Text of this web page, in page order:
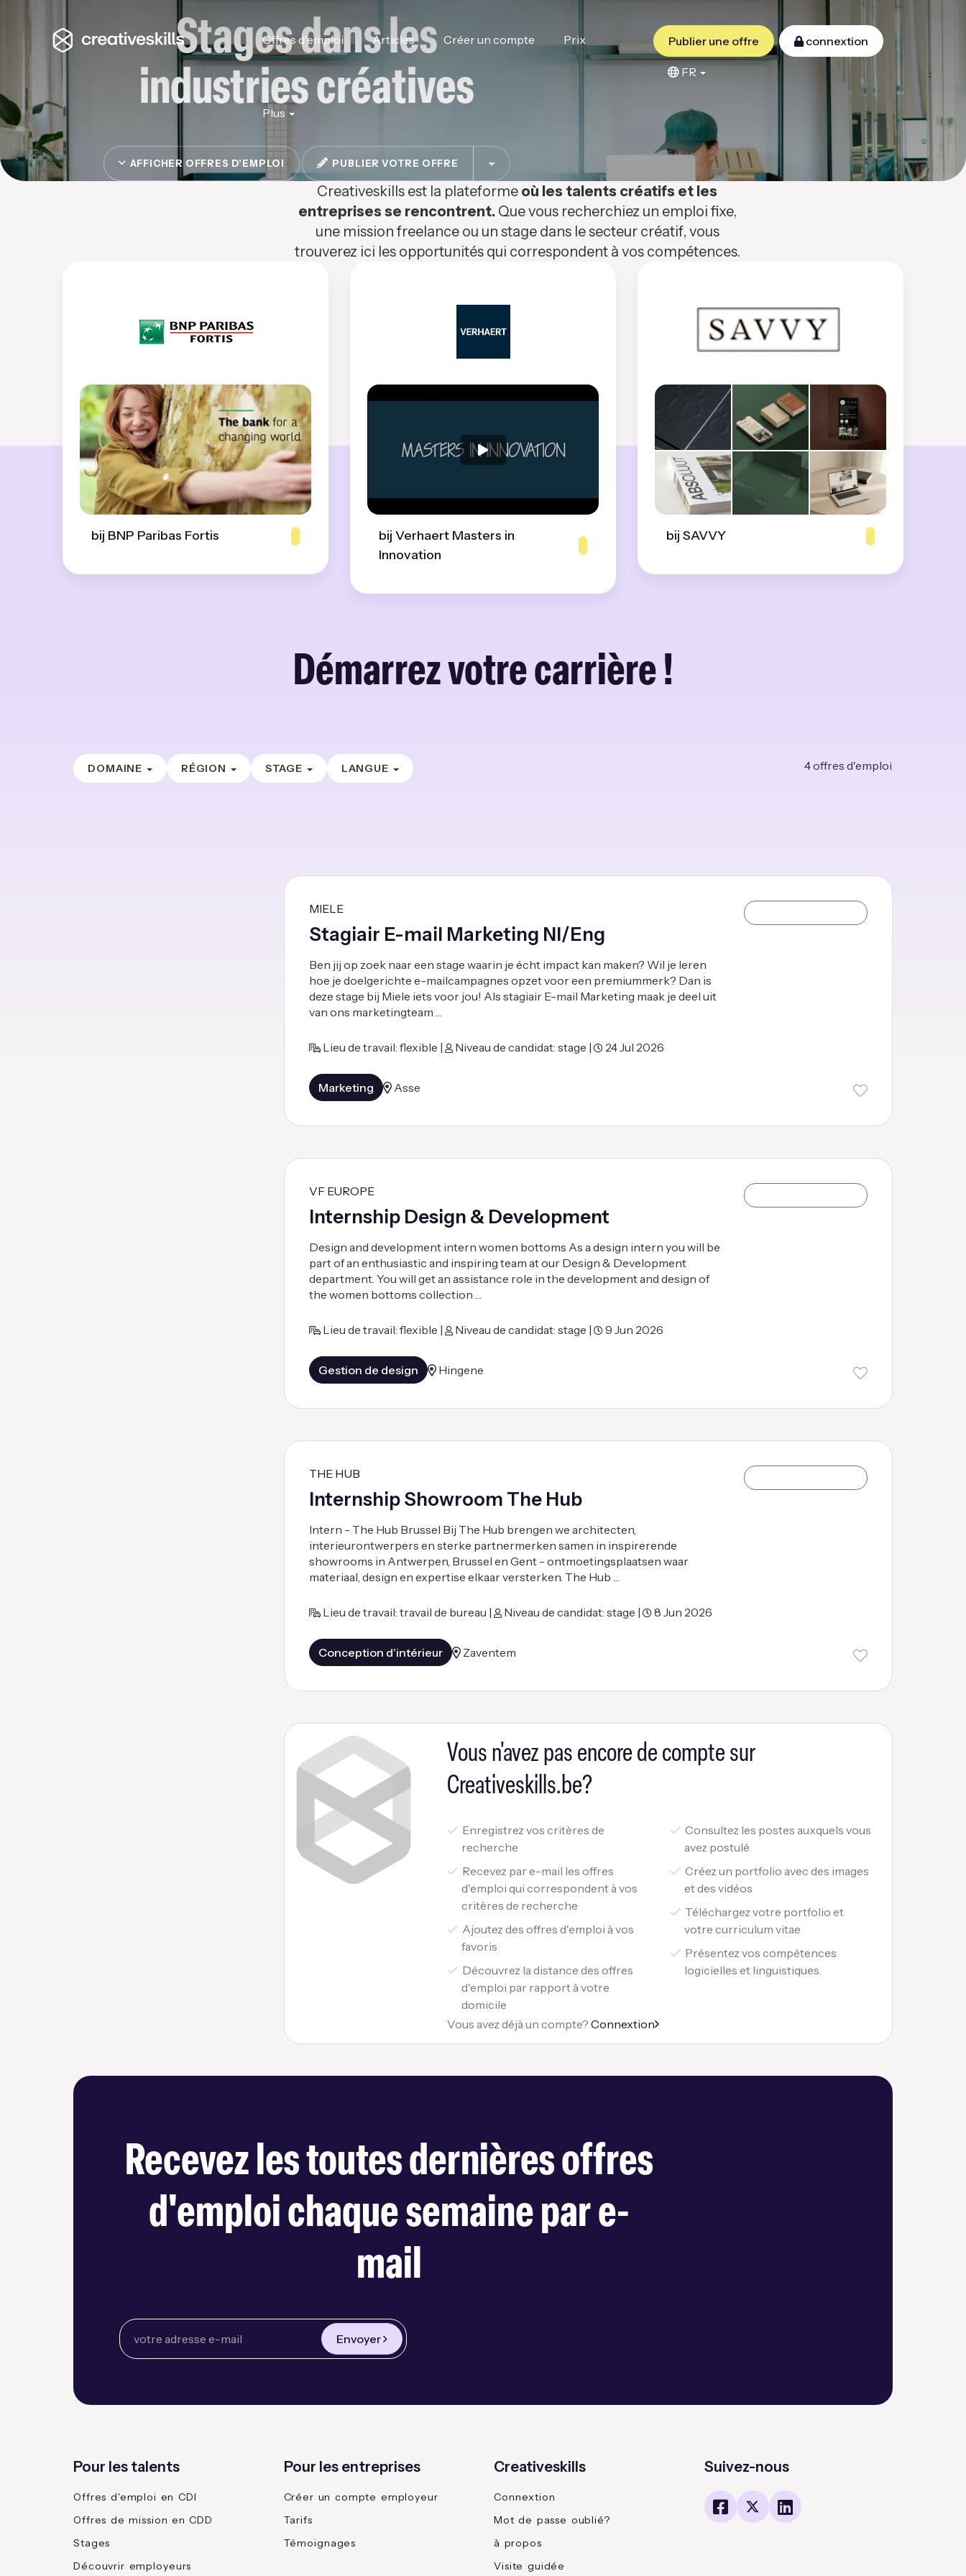
Offres d'emploi Articles Créer un compte Prix
Plus
Publier une offre connextion
FR
Stages dans les
industries créatives
AFFICHER OFFRES D'EMPLOI PUBLIER VOTRE OFFRE
Creativeskills est la plateforme où les talents créatifs et les
entreprises se rencontrent. Que vous recherchiez un emploi fixe,
une mission freelance ou un stage dans le secteur créatif, vous
trouverez ici les opportunités qui correspondent à vos compétences.
bij BNP Paribas Fortis
bij Verhaert Masters in
Innovation
bij SAVVY
Démarrez votre carrière !
DOMAINE RÉGION STAGE LANGUE 4offres d'emploi
MIELE
Stagiair E-mail Marketing Nl/Eng
Ben jij op zoek naar een stage waarin je écht impact kan maken? Wil je leren
hoe je doelgerichte e-mailcampagnes opzet voor een premiummerk? Dan is
deze stage bij Miele iets voor jou! Als stagiair E-mail Marketing maak je deel uit
van ons marketingteam …
Lieu de travail: flexible | Niveau de candidat: stage | 24 Jul 2026
Marketing Asse
VF EUROPE
Internship Design & Development
Design and development intern women bottoms As a design intern you will be
part of an enthusiastic and inspiring team at our Design & Development
department. You will get an assistance role in the development and design of
the women bottoms collection …
Lieu de travail: flexible | Niveau de candidat: stage | 9 Jun 2026
Gestion de design Hingene
THE HUB
Internship Showroom The Hub
Intern - The Hub Brussel Bij The Hub brengen we architecten,
interieurontwerpers en sterke partnermerken samen in inspirerende
showrooms in Antwerpen, Brussel en Gent - ontmoetingsplaatsen waar
materiaal, design en expertise elkaar versterken. The Hub …
Lieu de travail: travail de bureau | Niveau de candidat: stage | 8 Jun 2026
Conception d'intérieur Zaventem
Vous n'avez pas encore de compte sur
Creativeskills.be?
Enregistrez vos critères de
recherche
Recevez par e-mail les offres
d'emploi qui correspondent à vos
critères de recherche
Ajoutez des offres d'emploi à vos
favoris
Découvrez la distance des offres
d'emploi par rapport à votre
domicile
Consultez les postes auxquels vous
avez postulé
Créez un portfolio avec des images
et des vidéos
Téléchargez votre portfolio et
votre curriculum vitae
Présentez vos compétences
logicielles et linguistiques.
Vous avez déjà un compte?Connextion
Recevez les toutes dernières offres
d'emploi chaque semaine par e-
mail
Envoyer
Pour les talents
Offres d'emploi en CDI
Offres de mission en CDD
Stages
Découvrir employeurs
Pour les entreprises
Créer un compte employeur
Tarifs
Témoignages
Creativeskills
Connextion
Mot de passe oublié?
à propos
Visite guidée
Suivez-nous